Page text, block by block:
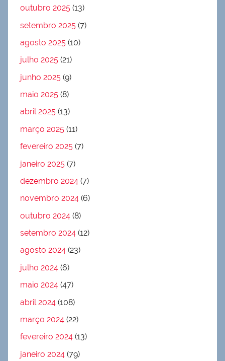
outubro 2025 (13)
setembro 2025 (7)
agosto 2025 (10)
julho 2025 (21)
junho 2025 (9)
maio 2025 (8)
abril 2025 (13)
março 2025 (11)
fevereiro 2025 (7)
janeiro 2025 (7)
dezembro 2024 (7)
novembro 2024 (6)
outubro 2024 (8)
setembro 2024 (12)
agosto 2024 (23)
julho 2024 (6)
maio 2024 (47)
abril 2024 (108)
março 2024 (22)
fevereiro 2024 (13)
janeiro 2024 (79)